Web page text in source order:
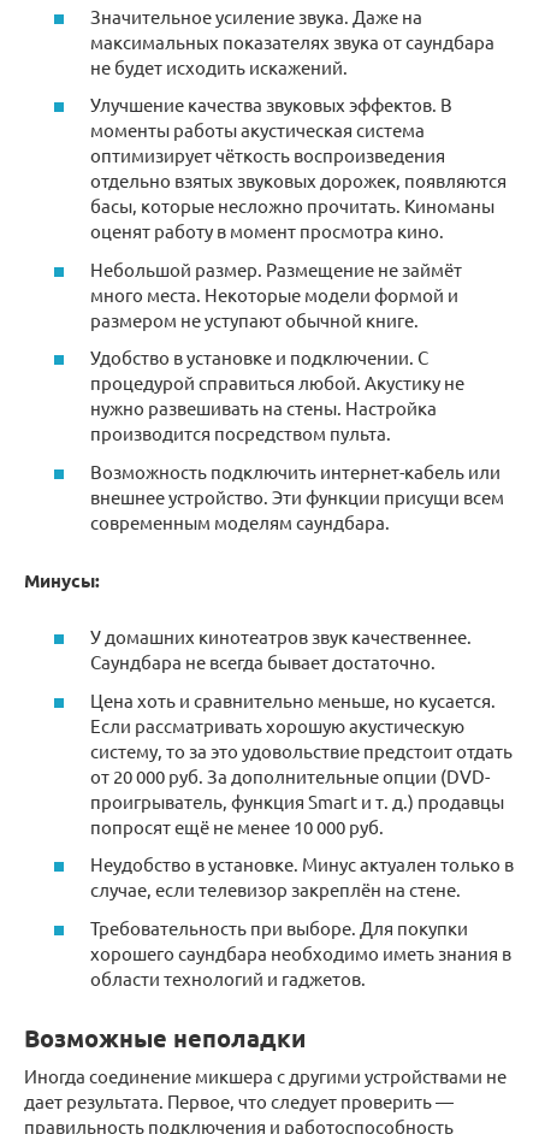
Значительное усиление звука. Даже на
максимальных показателях звука от саундбара
не будет исходить искажений.
Улучшение качества звуковых эффектов. В
моменты работы акустическая система
оптимизирует чёткость воспроизведения
отдельно взятых звуковых дорожек, появляются
басы, которые несложно прочитать. Киноманы
оценят работу в момент просмотра кино.
Небольшой размер. Размещение не займёт
много места. Некоторые модели формой и
размером не уступают обычной книге.
Удобство в установке и подключении. С
процедурой справиться любой. Акустику не
нужно развешивать на стены. Настройка
производится посредством пульта.
Возможность подключить интернет-кабель или
внешнее устройство. Эти функции присущи всем
современным моделям саундбара.
Минусы:
У домашних кинотеатров звук качественнее.
Саундбара не всегда бывает достаточно.
Цена хоть и сравнительно меньше, но кусается.
Если рассматривать хорошую акустическую
систему, то за это удовольствие предстоит отдать
от 20 000 руб. За дополнительные опции (DVD-
проигрыватель, функция Smart и т. д.) продавцы
попросят ещё не менее 10 000 руб.
Неудобство в установке. Минус актуален только в
случае, если телевизор закреплён на стене.
Требовательность при выборе. Для покупки
хорошего саундбара необходимо иметь знания в
области технологий и гаджетов.
Возможные неполадки
Иногда соединение микшера с другими устройствами не
дает результата. Первое, что следует проверить —
правильность подключения и работоспособность